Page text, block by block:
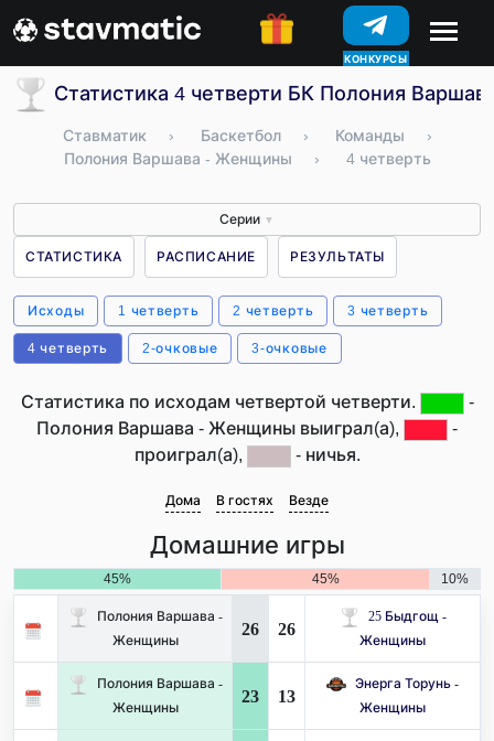
КОНКУРСЫ
Статистика 4 четверти БК Полония
Ставматик › Баскетбол › Команды
›
Полония Варшава - Женщины
› 4 четверть
Серии ▼
СТАТИСТИКА РАСПИСАНИЕ РЕЗУЛЬТАТЫ
Исходы 1 четверть 2 четверть 3 четверть
4 четверть 2-очковые 3-очковые
Статистика по исходам четвертой четверти.
-
Полония Варшава - Женщины выиграл(а),
-
проиграл(а),
- ничья.
Дома В гостях Везде
Домашние игры
45% 45% 10%
Полония Варшава -
Женщины
26 26
25 Быдгощ -
Женщины
Полония Варшава -
Женщины
23 13
Энерга Торунь -
Женщины